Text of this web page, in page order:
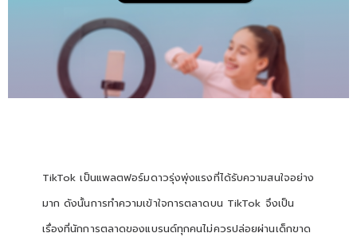
TikTok เป็นแพลตฟอร์มดาวรุ่งพุ่งแรงที่ได้รับความสนใจอย่าง
มาก ดังนั้นการทำความเข้าใจการตลาดบน TikTok จึงเป็น
เรื่องที่นักการตลาดของแบรนด์ทุกคนไม่ควรปล่อยผ่านเด็กขาด